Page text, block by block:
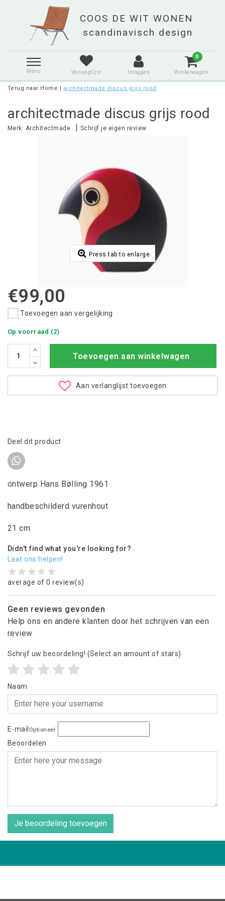
Menu Verlanglijst Inloggen
0
Winkelwagen
Terug naar Home | architectmade discus grijs rood
architectmade discus grijs rood
Merk: Architectmade | Schrijf je eigen review
Press tab to enlarge
€99,00
Toevoegen aan vergelijking
Op voorraad (2)
Toevoegen aan winkelwagen
Aan verlanglijst toevoegen
Deel dit product
ontwerp Hans Bølling 1961
handbeschilderd vurenhout
21 cm
Didn't find what you're looking for?
Laat ons helpen!
average of 0 review(s)
Geen reviews gevonden
Help ons en andere klanten door het schrijven van een
review
Schrijf uw beoordeling! (Select an amount of stars)
Naam
E-mail Optioneel
Beoordelen
Je beoordeling toevoegen